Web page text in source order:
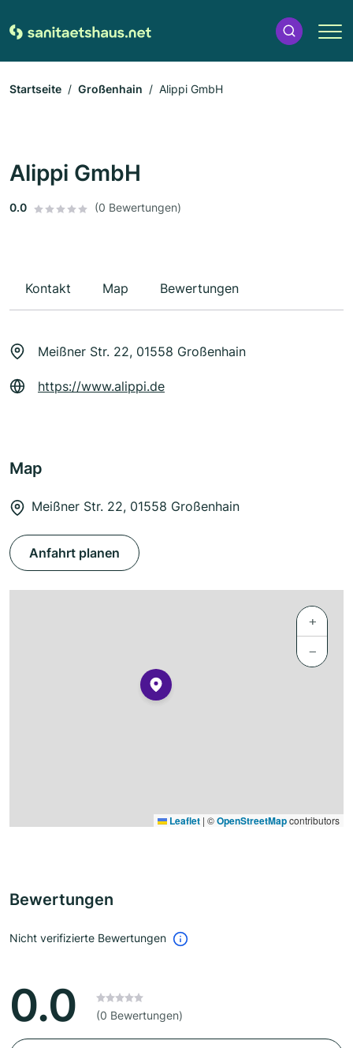
Startseite Großenhain Alippi GmbH
Alippi GmbH
0.0 (0 Bewertungen)
Kontakt Map Bewertungen
Meißner Str. 22, 01558 Großenhain
https://www.alippi.de
Map
Meißner Str. 22, 01558 Großenhain
Anfahrt planen
+
−
Leaflet | ©OpenStreetMapcontributors
Bewertungen
Nicht verifizierte Bewertungen
0.0 (0 Bewertungen)